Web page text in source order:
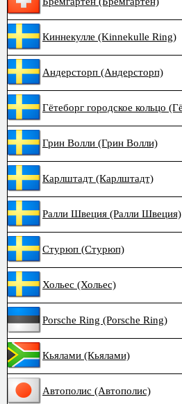
Киннекулле (Kinnekulle Ring)
Андерсторп (Андерсторп)
Гётеборг городское кольцо
Грин Волли (Грин Волли)
Карлштадт (Карлштадт)
Ралли Швеция (Ралли Швеция)
Стурюп (Стурюп)
Хольес (Хольес)
Porsche Ring (Porsche Ring)
Кьялами (Кьялами)
Автополис (Автополис)